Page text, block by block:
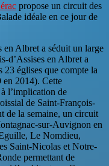
propose un circuit des
idéale en ce jour de
en Albret a séduit un large
d’Assises en Albret a
23 églises que compte la
en 2014). Cette
l’implication de
de Saint-François-
de la semaine, un circuit
sur-Auvignon en
Le Nomdieu,
Saint-Nicolas et Notre-
permettant de